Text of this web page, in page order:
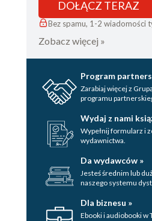
DOŁĄCZ TERAZ
Bez spamu, 1-2 wiadomości
Zobacz więcej »
Program
Zarabiaj więcej z
programu
Wydaj z nami
Wypełnij formularz i
wydawnictwa.
Da wydawców »
Jesteś średnim lub
naszego systemu
Dla biznesu »
Ebooki i audiobooki w